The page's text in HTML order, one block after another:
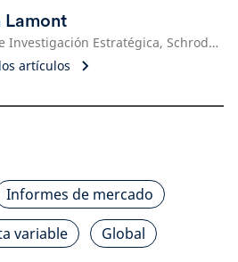
Lamont
Director de Investigación Estratégica, Schroders
artículos
Informes de mercado
variable
Global